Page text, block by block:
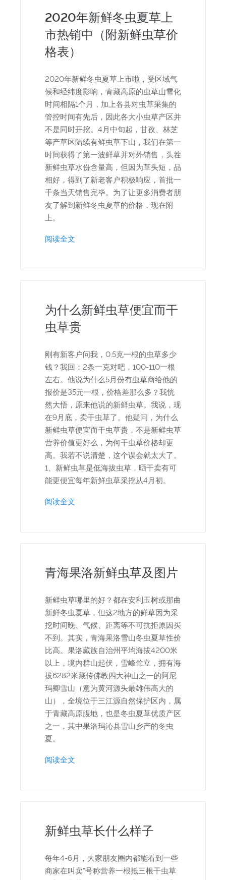
2020年新鲜冬虫夏草上
市热销中（附新鲜虫草价
格表）
2020年新鲜冬虫夏草上市啦，受区域气
候和经纬度影响，青藏高原的虫草山雪化
时间相隔1个月，加上各县对虫草采集的
管控时间有先后，因此各大小虫草产区并
不是同时开挖。4月中旬起，甘孜、林芝
等产草区陆续有鲜虫草下山，我们在第一
时间获得了第一波鲜草并对外销售，头茬
新鲜虫草水份含量高，但因为草头短，品
相好，得到了新老客户积极响应，首批一
千条当天销售完毕。为了让更多消费者朋
友了解到新鲜冬虫夏草的价格，现在附
上。
阅读全文
为什么新鲜虫草便宜而干
虫草贵
刚有新客户问我，0.5克一根的虫草多少
钱？我回：2条一克对吧，100-110一根
左右。他说为什么5月份有虫草商给他的
报价是35元一根，价格差那么多？我恍
然大悟，原来他说的新鲜虫草。我说，现
在9月底，卖干虫草了。他疑问，为什么
新鲜虫草便宜而干虫草贵，不是新鲜虫草
营养价值更好么，为何干虫草价格却更
高。我若不说清楚，这个误会就太大了。
1、新鲜虫草是低海拔虫草，晒干卖有可
能更便宜每年新鲜虫草采挖从4月初。
阅读全文
青海果洛新鲜虫草及图片
新鲜虫草哪里的好？都在安利玉树或那曲
新鲜冬虫夏草，但这2地方的鲜草因为采
挖时间晚、气候、距离等不可抗拒原因买
不到。其实，青海果洛雪山冬虫夏草性价
比高。果洛藏族自治州平均海拔4200米
以上，境内群山起伏，雪峰耸立，拥有海
拔6282米藏传佛教四大神山之一的阿尼
玛卿雪山（意为黄河源头最雄伟高大的
山），全境位于三江源自然保护区内，属
于青藏高原腹地，也是冬虫夏草优质产区
之一，其中果洛玛沁县雪山乡产的冬虫
夏。
阅读全文
新鲜虫草长什么样子
每年4-6月，大家朋友圈内都能看到一些
商家在叫卖“号称营养一根抵三根干虫草